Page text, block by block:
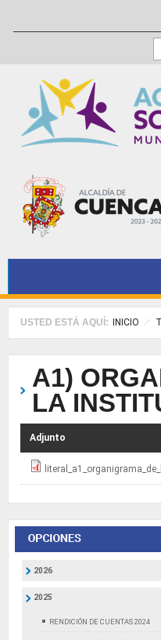
USTED ESTÁ AQUÍ: INICIO
A1)
LA
Adjunto
2026
2025
RENDICIÓN DE CUENTAS 2024